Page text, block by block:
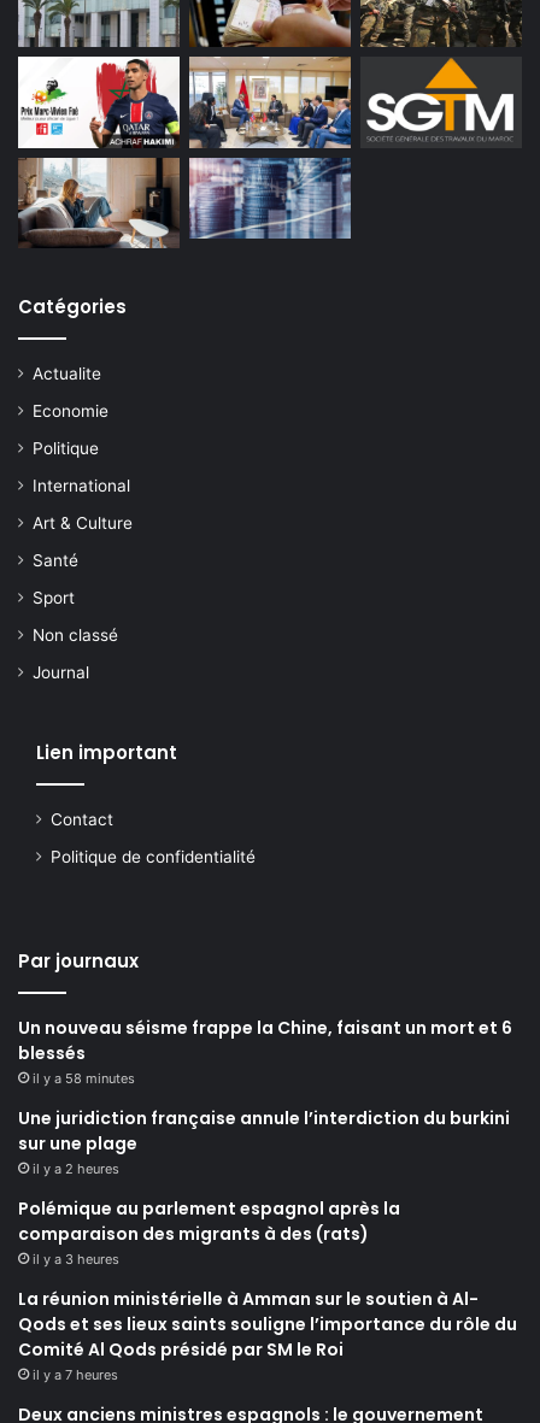
Catégories
Actualite
Economie
Politique
International
Art & Culture
Santé
Sport
Non classé
Journal
Lien important
Contact
Politique de confidentialité
Par journaux
Un nouveau séisme frappe la Chine, faisant un mort et 6
blessés
il y a 58 minutes
Une juridiction française annule l’interdiction du burkini
sur une plage
il y a 2 heures
Polémique au parlement espagnol après la
comparaison des migrants à des (rats)
il y a 3 heures
La réunion ministérielle à Amman sur le soutien à Al-
Qods et ses lieux saints souligne l’importance du rôle du
Comité Al Qods présidé par SM le Roi
il y a 7 heures
Deux anciens ministres espagnols : le gouvernement